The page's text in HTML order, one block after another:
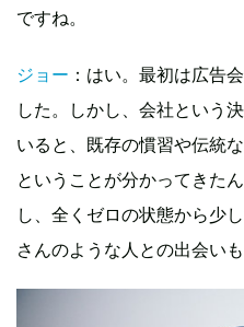
ですね。
ジョー ：はい。最初は広告
した。しかし、会社という
いると、既存の慣習や伝統
ということが分かってきた
し、全くゼロの状態から少
さんのような人との出会い